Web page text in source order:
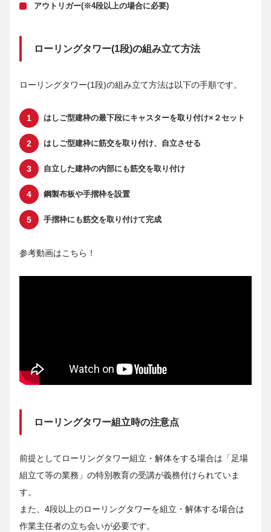
アウトリガー(※4段以上の場合に必要)
ローリングタワー(1段)の組み立て方法
ローリングタワー(1段)の組み立て方法は以下の手順です。
はしご型建枠の最下段にキャスターを取り付け×２セット
はしご型建枠に筋交を取り付け、自立させる
自立した建枠の内部にも筋交を取り付け
鋼製布板や手摺枠を設置
手摺枠にも筋交を取り付けて完成
参考動画はこちら！
ローリングタワー組立時の注意点
前提としてローリングタワー組立・解体をする場合は「足場
組立て等の業務」の特別教育の受講が義務付けられていま
す。
また、4段以上のローリングタワーを組立・解体する場合は
作業主任者の立ち会いが必要です。